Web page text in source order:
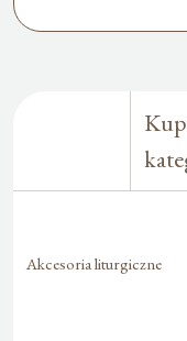
Akcesoria liturgiczne